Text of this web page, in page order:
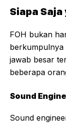
Siapa Saja
FOH bukan
berkumpulnya
jawab besar
beberapa
Sound
Sound